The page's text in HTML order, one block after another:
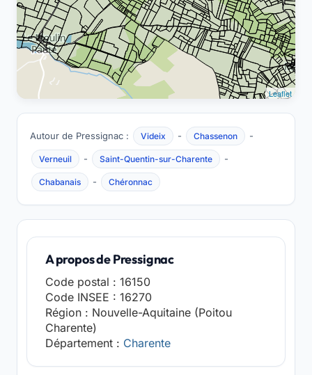
Leaflet
Autour de Pressignac : Videix - Chassenon -
Verneuil - Saint-Quentin-sur-Charente -
Chabanais - Chéronnac
A propos de Pressignac
Code postal : 16150
Code INSEE : 16270
Région : Nouvelle-Aquitaine (Poitou
Charente)
Département : Charente